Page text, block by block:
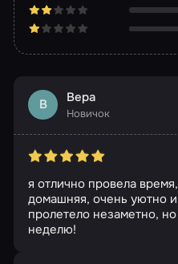
В Вера
Новичок
я отлично провела
домашняя, очень уютно
пролетело незаметно,
неделю!